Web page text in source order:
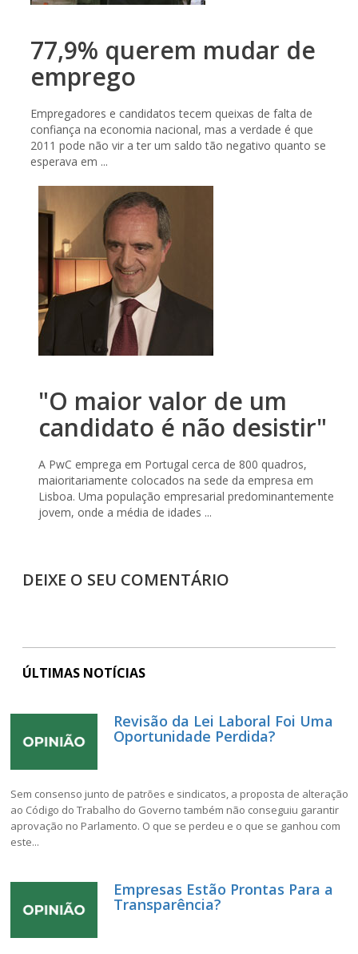
77,9% querem mudar de
emprego
Empregadores e candidatos tecem queixas de falta de
confiança na economia nacional, mas a verdade é que
2011 pode não vir a ter um saldo tão negativo quanto se
esperava em ...
"O maior valor de um
candidato é não desistir"
A PwC emprega em Portugal cerca de 800 quadros,
maioritariamente colocados na sede da empresa em
Lisboa. Uma população empresarial predominantemente
jovem, onde a média de idades ...
DEIXE O SEU COMENTÁRIO
ÚLTIMAS NOTÍCIAS
Revisão da Lei Laboral Foi Uma
Oportunidade Perdida?
Sem consenso junto de patrões e sindicatos, a proposta de alteração
ao Código do Trabalho do Governo também não conseguiu garantir
aprovação no Parlamento. O que se perdeu e o que se ganhou com
este...
Empresas Estão Prontas Para a
Transparência?